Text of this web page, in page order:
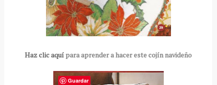
Haz clic aquí para aprender a hacer este cojín navideño
Guardar